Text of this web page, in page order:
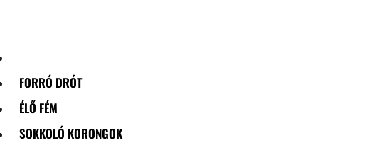
FORRÓ DRÓT
ÉLŐ FÉM
SOKKOLÓ KORONGOK